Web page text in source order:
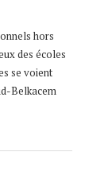
hors
des écoles
se voient
Belkacem